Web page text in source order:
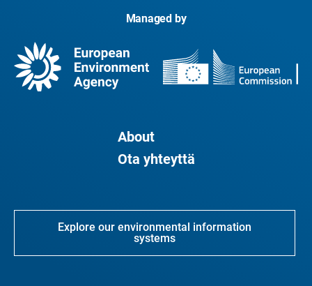
Managed by
About
Ota yhteyttä
Explore our environmental information
systems